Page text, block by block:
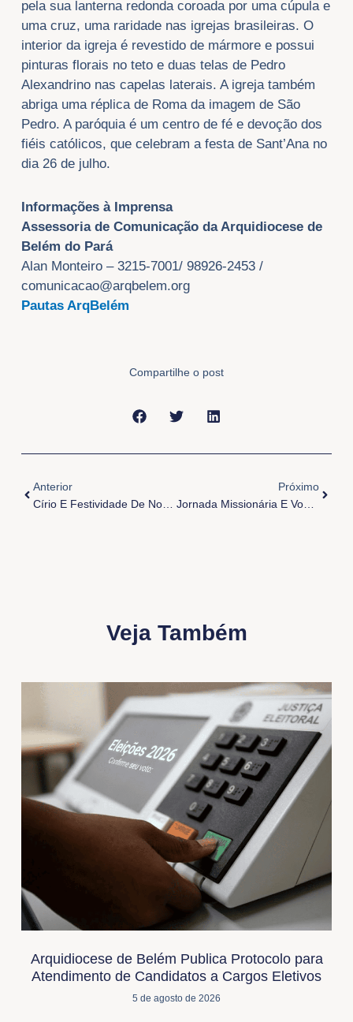
pela sua lanterna redonda coroada por uma cúpula e
uma cruz, uma raridade nas igrejas brasileiras. O
interior da igreja é revestido de mármore e possui
pinturas florais no teto e duas telas de Pedro
Alexandrino nas capelas laterais. A igreja também
abriga uma réplica de Roma da imagem de São
Pedro. A paróquia é um centro de fé e devoção dos
fiéis católicos, que celebram a festa de Sant’Ana no
dia 26 de julho.
Informações àImprensa
Assessoria de Comunicação da Arquidiocese de
Belém do Pará
Alan Monteiro – 3215-7001/ 98926-2453 /
comunicacao@arqbelem.org
Pautas ArqBelém
Compartilhe o post
Anterior
Círio E Festividade De Nossa Senhora Do Carmo
Próximo
Jornada Missionária E Vocacional
Veja Também
Arquidiocese de Belém Publica Protocolo para
Atendimento de Candidatos a Cargos Eletivos
5 de agosto de 2026